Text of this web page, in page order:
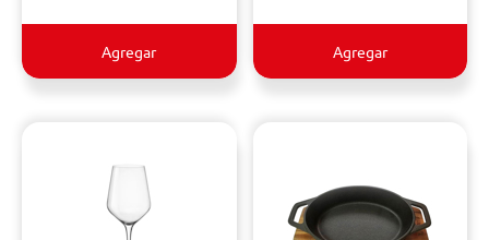
Agregar Agregar